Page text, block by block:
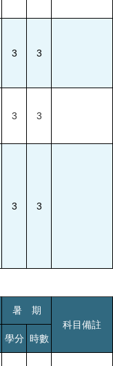
3 3
3 3
3 3
暑 期
科目備註
學分 時數